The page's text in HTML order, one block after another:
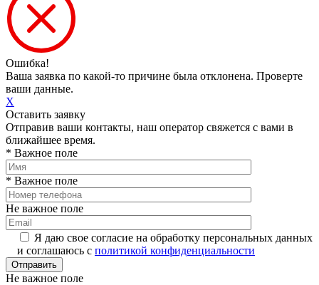
Ошибка!
Ваша заявка по какой-то причине была отклонена. Проверте
ваши данные.
X
Оставить заявку
Отправив ваши контакты, наш оператор свяжется с вами в
ближайшее время.
* Важное поле
* Важное поле
Не важное поле
Я даю свое согласие на обработку персональных данных
и соглашаюсь с политикой конфиденциальности
Не важное поле